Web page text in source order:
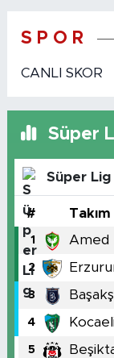
S P O R
CANLI SKOR
Süper
Süper Lig
# Takım
1 Amed
2
3
4
5